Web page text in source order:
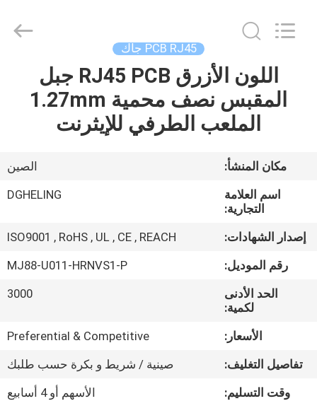
الصفحة
الرئيسية
معلومات
جولة
مراقبة
الجودة
Electronic
PCB RJ45 جاك
اللون الأزرق RJ45 PCB جبل
المقبس نصف محمية 1.27mm
الملعب الطرفي للإيثرنت
مكان المنشأ:
الصين
اسم العلامة
التجارية:
DGHELING
إصدار الشهادات:
ISO9001 , RoHS , UL , CE , REACH
رقم الموديل:
MJ88-U011-HRNVS1-P
الحد الأدنى
لكمية:
3000
الأسعار:
Preferential & Competitive
تفاصيل التغليف:
صينية / شريط و بكرة حسب طلبك
وقت التسليم:
الأسهم أو 4 أسابيع